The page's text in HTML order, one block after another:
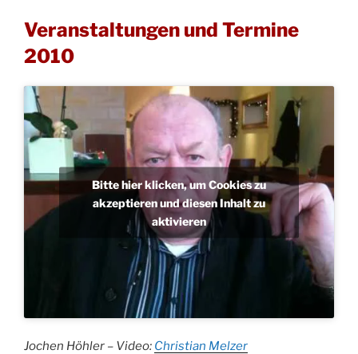
Veranstaltungen und Termine
2010
Bitte hier klicken, um Cookies zu
akzeptieren und diesen Inhalt zu
aktivieren
Jochen Höhler – Video: Christian Melzer